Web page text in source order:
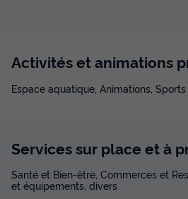
Activités et animations
Espace aquatique, Animations,
Services sur place et à
Santé et Bien-être, Commerces et
et équipements, divers